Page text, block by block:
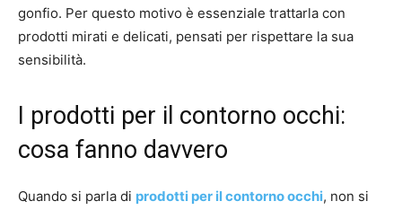
gonfio. Per questo motivo è essenziale trattarla con
prodotti mirati e delicati, pensati per rispettare la sua
sensibilità.
I prodotti per il contorno occhi:
cosa fanno davvero
Quando si parla di prodotti per il contorno occhi, non si